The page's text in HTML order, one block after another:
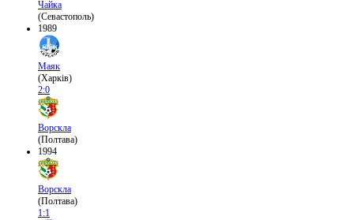
Чайка
(Севастополь)
1989
Маяк
(Харків)
2:0
Ворскла
(Полтава)
1994
Ворскла
(Полтава)
1:1